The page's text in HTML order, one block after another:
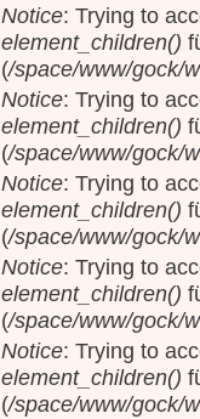
Notice: Trying to
element_children()
(/space/www/gock/
Notice: Trying to
element_children()
(/space/www/gock/
Notice: Trying to
element_children()
(/space/www/gock/
Notice: Trying to
element_children()
(/space/www/gock/
Notice: Trying to
element_children()
(/space/www/gock/